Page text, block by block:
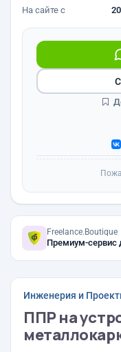
На сайте с
Freelance.Boutique
Премиум-сервис
Инженерия и
ППР на